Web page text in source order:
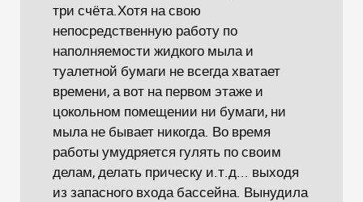
три счёта.Хотя на свою
непосредственную работу по
наполняемости жидкого мыла и
туалетной бумаги не всегда хватает
времени, а вот на первом этаже и
цокольном помещении ни бумаги, ни
мыла не бывает никогда. Во время
работы умудряется гулять по своим
делам, делать прическу и.т.д... выходя
из запасного входа бассейна. Вынудила